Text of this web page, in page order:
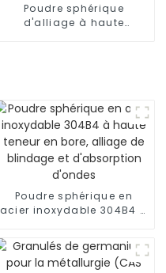
Poudre sphérique
d'alliage à haute
Poudre sphérique en
acier inoxydable 304B4 à
alliage de blindage et
d'absorption d'ondes